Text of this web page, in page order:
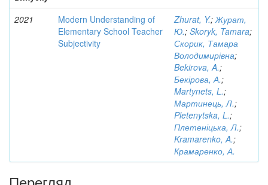
2021
Modern Understanding of
Elementary School Teacher
Subjectivity
Zhurat, Y.;Журат,
Ю.; Skoryk, Tamara;
Скорик, Тамара
Володимирівна;
Bekirova, A.;
Бекірова, А.;
Martynets, L.;
Мартинець, Л.;
Pletenytska, L.;
Плетеніцька, Л.;
Kramarenko, A.;
Крамаренко, А.